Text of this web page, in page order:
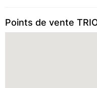
Points de vente